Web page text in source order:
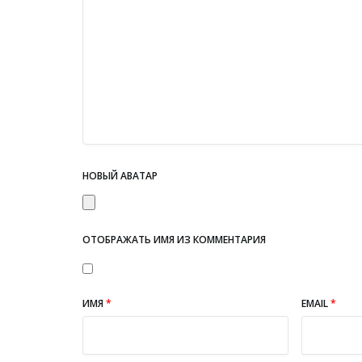
НОВЫЙ АВАТАР
ОТОБРАЖАТЬ ИМЯ ИЗ КОММЕНТАРИЯ
ИМЯ* EMAIL*